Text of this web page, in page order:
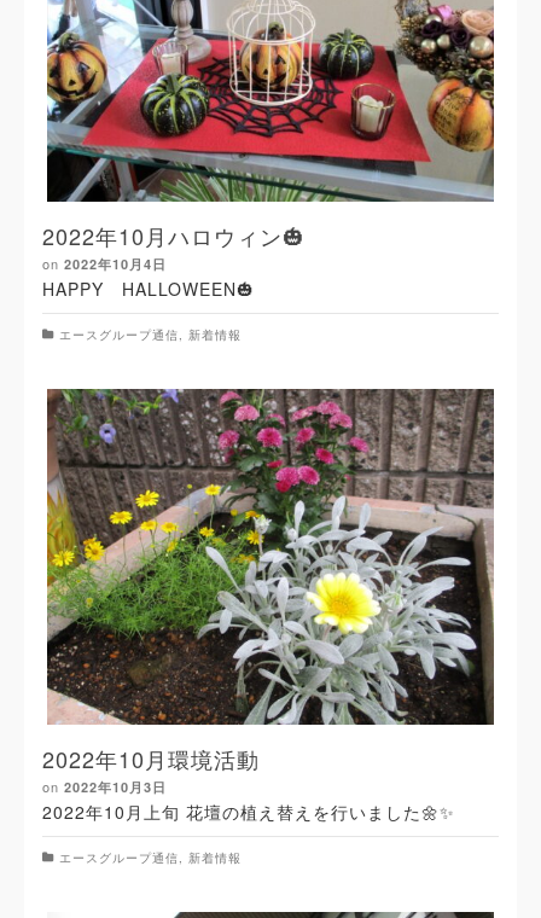
2022年10月ハロウィン🎃
on 2022年10月4日
HAPPY HALLOWEEN🎃
エースグループ通信, 新着情報
2022年10月環境活動
on 2022年10月3日
2022年10月上旬 花壇の植え替えを行いました🌼✨
エースグループ通信 新着情報